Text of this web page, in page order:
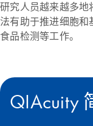
研究人员越来越多地
法有助于推进细胞和
食品检测等工作。
QIAcuity